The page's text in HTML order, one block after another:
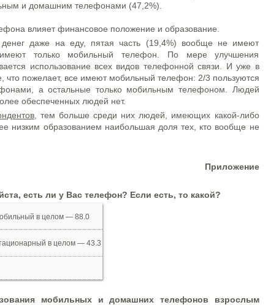
и домашним телефонами (47,2%).
влияет финансовое положение и образование.
даже на еду, пятая часть (19,4%) вообще не имеют
только мобильный телефон. По мере улучшения
использование всех видов телефонной связи. И уже в
что пожелает, все имеют мобильный телефон: 2/3 пользуются
а остальные только мобильным телефоном. Людей
обеспеченных людей нет.
, тем больше среди них людей, имеющих какой-либо
низким образованием наибольшая доля тех, кто вообще не
Приложение
есть ли у Вас телефон? Если есть, то какой?
в целом — 88.0
в целом — 43.3
мобильных и домашних телефонов взрослым